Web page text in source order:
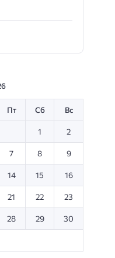
Пт Сб Вс
1 2
7 8 9
14 15 16
21 22 23
28 29 30